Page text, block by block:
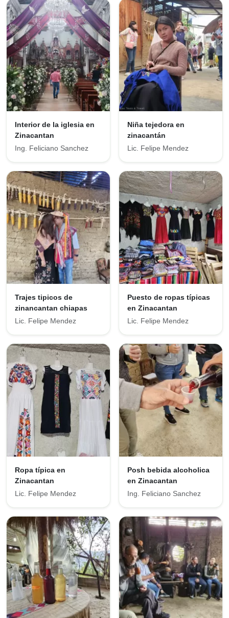
Interior de la iglesia en
Zinacantan
Ing. Feliciano Sanchez
Niña tejedora en
zinacantán
Lic. Felipe Mendez
Trajes tipicos de
zinancantan chiapas
Lic. Felipe Mendez
Puesto de ropas típicas
en Zinacantan
Lic. Felipe Mendez
Ropa típica en
Zinacantan
Lic. Felipe Mendez
Posh bebida alcoholica
en Zinacantan
Ing. Feliciano Sanchez